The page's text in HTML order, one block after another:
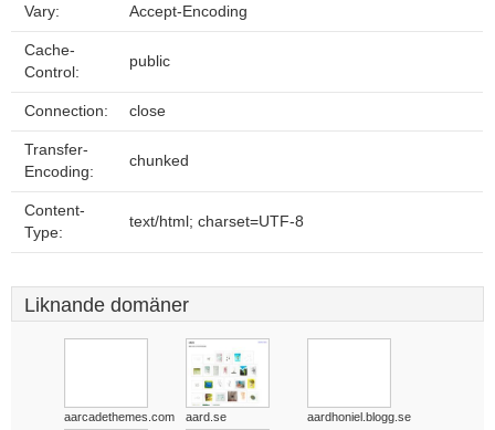
Vary: Accept-Encoding
Cache-
Control:
public
Connection: close
Transfer-
Encoding:
chunked
Content-
Type:
text/html; charset=UTF-8
Liknande domäner
aarcadethemes.com aard.se aardhoniel.blogg.se